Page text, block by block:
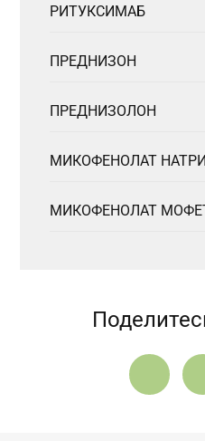
РИТУКСИМАБ
ПРЕДНИЗОН
ПРЕДНИЗОЛОН
МИКОФЕНОЛАТ
МИКОФЕНОЛАТ